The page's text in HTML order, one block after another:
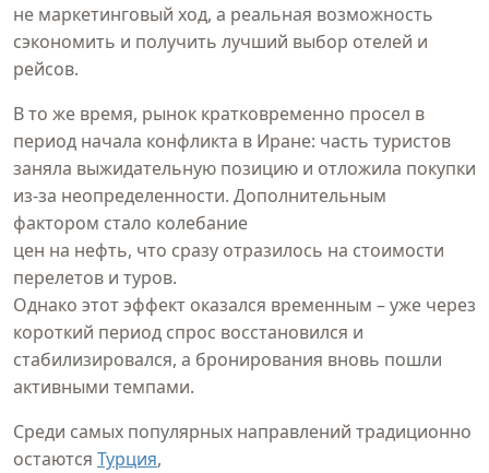
не маркетинговый ход, а реальная возможность
сэкономить и получить лучший выбор отелей и
рейсов.
В то же время, рынок кратковременно просел в
период начала конфликта в Иране: часть туристов
заняла выжидательную позицию и отложила покупки
из-за неопределенности. Дополнительным
фактором стало колебание
цен на нефть, что сразу отразилось на стоимости
перелетов и туров.
Однако этот эффект оказался временным – уже через
короткий период спрос восстановился и
стабилизировался, а бронирования вновь пошли
активными темпами.
Среди самых популярных направлений традиционно
остаются Турция,